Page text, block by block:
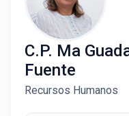
C.P. Ma
Fuente
Recursos Humanos